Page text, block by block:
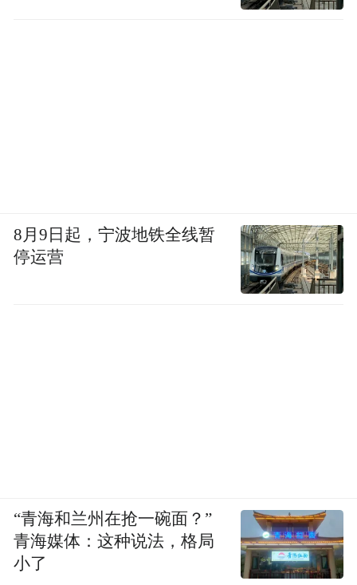
8月9日起，宁波地铁全线暂
停运营
“青海和兰州在抢一碗面？”
青海媒体：这种说法，格局
小了